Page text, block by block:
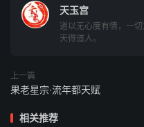
昼生垣庙临身
天玉宫
道以无心度有情，一
天得道人。
上一篇
果老星宗·流年都天赋
相关推荐